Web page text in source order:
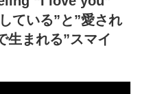
ている”と”愛され
生まれる”スマイ